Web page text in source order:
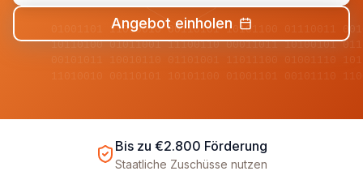
01001101 11010010 00110101 10101100 01110011
10110100 01011001 11100110 00011011 10100101
00101011 10010110 01101001 11011100 01001110
Angebot einholen
Bis zu €2.800 Förderung
Staatliche Zuschüsse nutzen